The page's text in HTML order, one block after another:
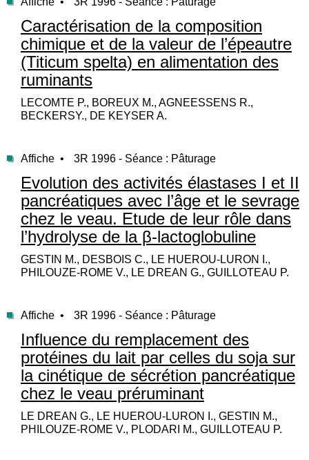
Caractérisation de la composition
chimique et de la valeur de l’épeautre
(Titicum spelta) en alimentation des
ruminants
LECOMTE P., BOREUX M., AGNEESSENS R.,
BECKERSY., DE KEYSER A.
Affiche • 3R 1996 - Séance : Pâturage
Evolution des activités élastases I et II
pancréatiques avec l’âge et le sevrage
chez le veau. Etude de leur rôle dans
l’hydrolyse de la β-lactoglobuline
GESTIN M., DESBOIS C., LE HUEROU-LURON I.,
PHILOUZE-ROME V., LE DREAN G., GUILLOTEAU P.
Affiche • 3R 1996 - Séance : Pâturage
Influence du remplacement des
protéines du lait par celles du soja sur
la cinétique de sécrétion pancréatique
chez le veau préruminant
LE DREAN G., LE HUEROU-LURON I., GESTIN M.,
PHILOUZE-ROME V., PLODARI M., GUILLOTEAU P.